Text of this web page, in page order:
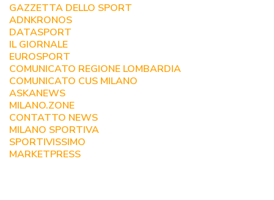
GAZZETTA DELLO SPORT
ADNKRONOS
DATASPORT
IL GIORNALE
EUROSPORT
COMUNICATO REGIONE LOMBARDIA
COMUNICATO CUS MILANO
ASKANEWS
MILANO.ZONE
CONTATTO NEWS
MILANO SPORTIVA
SPORTIVISSIMO
MARKETPRESS